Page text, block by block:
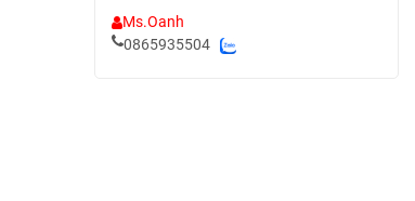
Ms.Oanh
0865935504